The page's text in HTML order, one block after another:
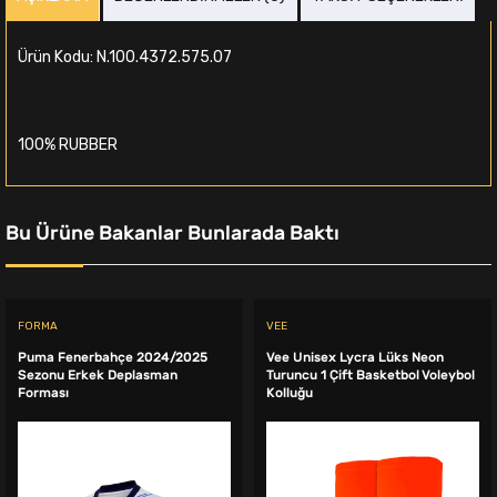
Ürün Kodu: N.100.4372.575.07
100% RUBBER
Bu Ürüne Bakanlar Bunlarada Baktı
FORMA
Puma Fenerbahçe 2024/2025
Sezonu Erkek Deplasman
Forması
VEE
Vee Unisex Lycra Lüks Neon
Turuncu 1 Çift Basketbol Voleybol
Kolluğu